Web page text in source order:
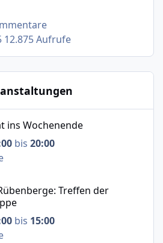
12.875 Aufrufe
ins Wochenende
bis 20:00
Treffen der Selbsthilfegruppe
Treffen der
bis 15:00